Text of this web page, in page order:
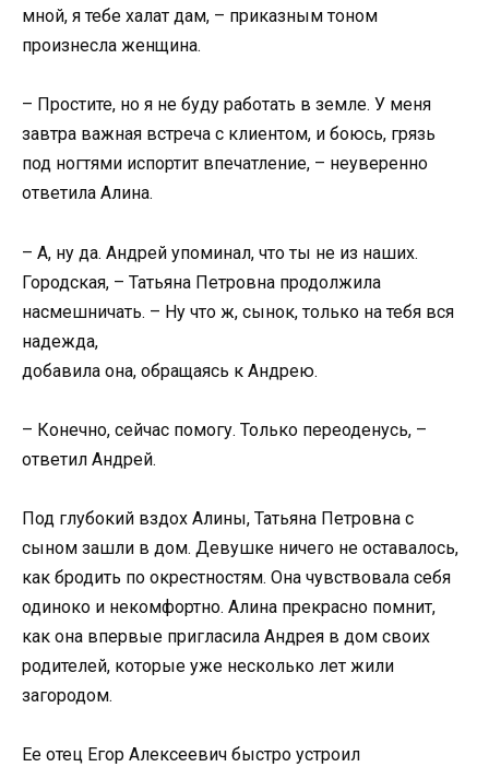
мной, я тебе халат дам, – приказным тоном
произнесла женщина.
– Простите, но я не буду работать в земле. У меня
завтра важная встреча с клиентом, и боюсь, грязь
под ногтями испортит впечатление, – неуверенно
ответила Алина.
– А, ну да. Андрей упоминал, что ты не из наших.
Городская, – Татьяна Петровна продолжила
насмешничать. – Ну что ж, сынок, только на тебя вся
надежда,
добавила она, обращаясь к Андрею.
– Конечно, сейчас помогу. Только переоденусь, –
ответил Андрей.
Под глубокий вздох Алины, Татьяна Петровна с
сыном зашли в дом. Девушке ничего не оставалось,
как бродить по окрестностям. Она чувствовала себя
одиноко и некомфортно. Алина прекрасно помнит,
как она впервые пригласила Андрея в дом своих
родителей, которые уже несколько лет жили
загородом.
Ее отец Егор Алексеевич быстро устроил